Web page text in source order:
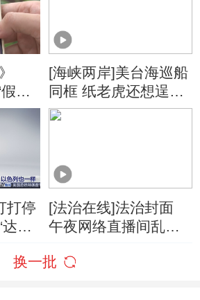
洋
[海峡两岸]美台海巡船
同框 纸老虎还想逞
威？
打停
成
色列
[法治在线]法治封面
午夜网络直播间乱象
换一批